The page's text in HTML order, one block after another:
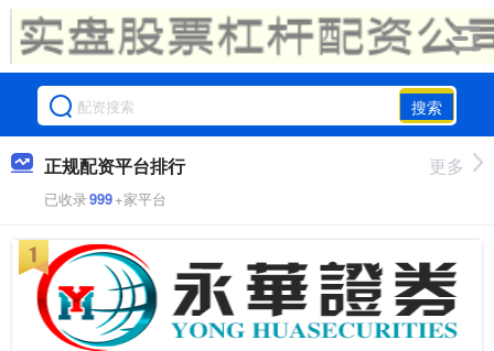
搜索
正规配资平台排行
已收录999+家平台
更多